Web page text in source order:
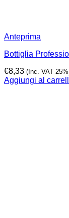
Anteprima
Bottiglia
€8,33 (Inc. VAT
Aggiungi al